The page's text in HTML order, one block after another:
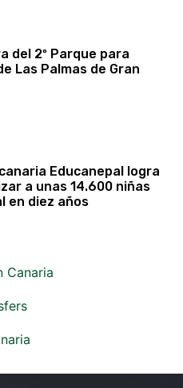
del 2º Parque para
Las Palmas de Gran
canaria Educanepal logra
a unas 14.600 niñas
en diez años
Canaria